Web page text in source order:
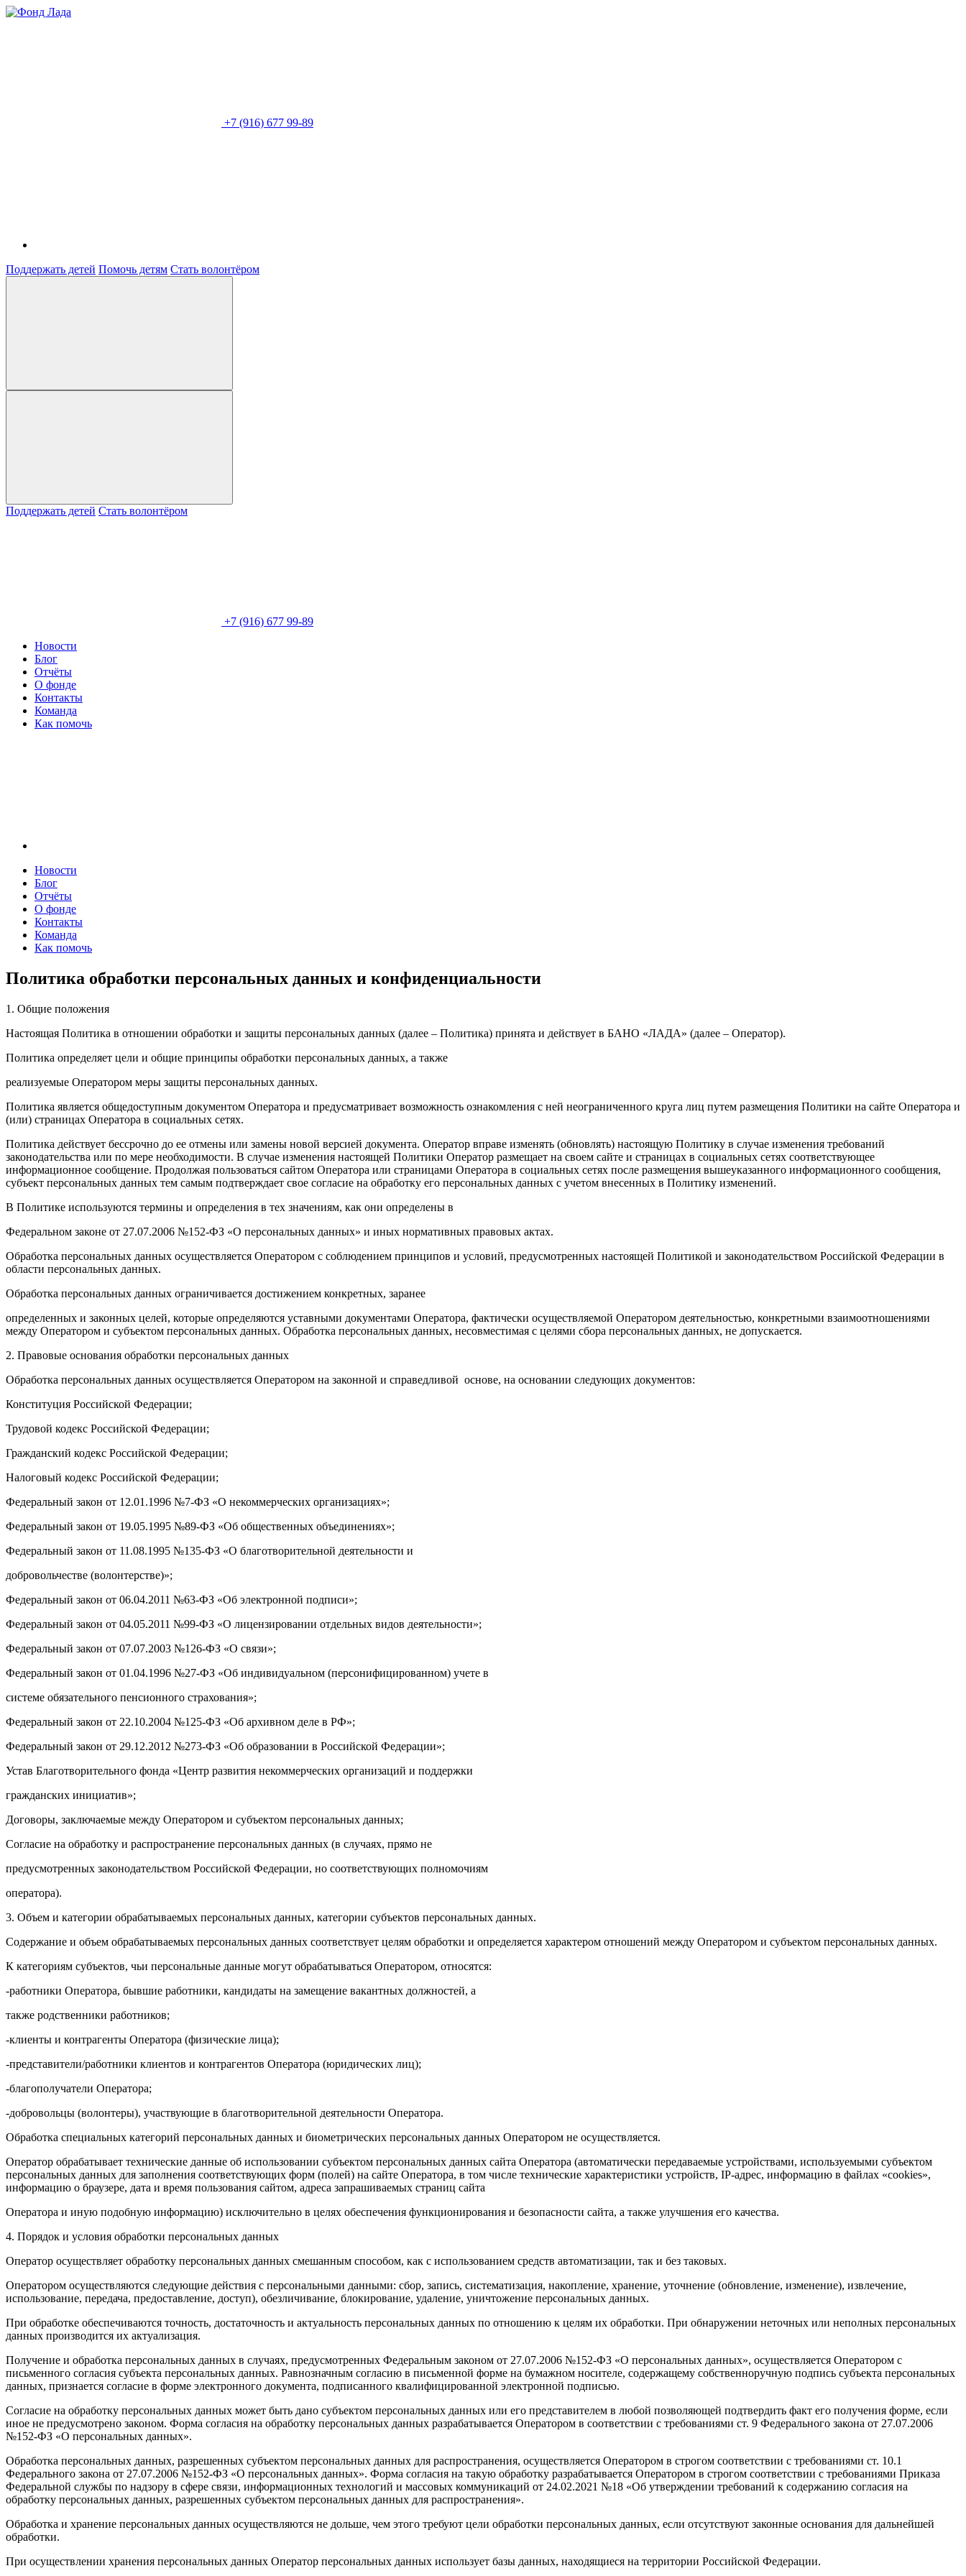
+7 (916) 677 99-89
Поддержать детей Помочь детям Стать волонтёром
Поддержать детей Стать волонтёром
+7 (916) 677 99-89
Новости
Блог
Отчёты
О фонде
Контакты
Команда
Как помочь
Новости
Блог
Отчёты
О фонде
Контакты
Команда
Как помочь
Политика обработки персональных данных и конфиденциальности
1. Общие положения
Настоящая Политика в отношении обработки и защиты персональных данных (далее – Политика) принята и действует в БАНО «ЛАДА» (далее – Оператор).
Политика определяет цели и общие принципы обработки персональных данных, а также
реализуемые Оператором меры защиты персональных данных.
Политика является общедоступным документом Оператора и предусматривает возможность ознакомления с ней неограниченного круга лиц путем размещения Политики на сайте Оператора и
(или) страницах Оператора в социальных сетях.
Политика действует бессрочно до ее отмены или замены новой версией документа. Оператор вправе изменять (обновлять) настоящую Политику в случае изменения требований
законодательства или по мере необходимости. В случае изменения настоящей Политики Оператор размещает на своем сайте и страницах в социальных сетях соответствующее
информационное сообщение. Продолжая пользоваться сайтом Оператора или страницами Оператора в социальных сетях после размещения вышеуказанного информационного сообщения,
субъект персональных данных тем самым подтверждает свое согласие на обработку его персональных данных с учетом внесенных в Политику изменений.
В Политике используются термины и определения в тех значениям, как они определены в
Федеральном законе от 27.07.2006 №152-ФЗ «О персональных данных» и иных нормативных правовых актах.
Обработка персональных данных осуществляется Оператором с соблюдением принципов и условий, предусмотренных настоящей Политикой и законодательством Российской Федерации в
области персональных данных.
Обработка персональных данных ограничивается достижением конкретных, заранее
определенных и законных целей, которые определяются уставными документами Оператора, фактически осуществляемой Оператором деятельностью, конкретными взаимоотношениями
между Оператором и субъектом персональных данных. Обработка персональных данных, несовместимая с целями сбора персональных данных, не допускается.
2. Правовые основания обработки персональных данных
Обработка персональных данных осуществляется Оператором на законной и справедливой основе, на основании следующих документов:
Конституция Российской Федерации;
Трудовой кодекс Российской Федерации;
Гражданский кодекс Российской Федерации;
Налоговый кодекс Российской Федерации;
Федеральный закон от 12.01.1996 №7-ФЗ «О некоммерческих организациях»;
Федеральный закон от 19.05.1995 №89-ФЗ «Об общественных объединениях»;
Федеральный закон от 11.08.1995 №135-ФЗ «О благотворительной деятельности и
добровольчестве (волонтерстве)»;
Федеральный закон от 06.04.2011 №63-ФЗ «Об электронной подписи»;
Федеральный закон от 04.05.2011 №99-ФЗ «О лицензировании отдельных видов деятельности»;
Федеральный закон от 07.07.2003 №126-ФЗ «О связи»;
Федеральный закон от 01.04.1996 №27-ФЗ «Об индивидуальном (персонифицированном) учете в
системе обязательного пенсионного страхования»;
Федеральный закон от 22.10.2004 №125-ФЗ «Об архивном деле в РФ»;
Федеральный закон от 29.12.2012 №273-ФЗ «Об образовании в Российской Федерации»;
Устав Благотворительного фонда «Центр развития некоммерческих организаций и поддержки
гражданских инициатив»;
Договоры, заключаемые между Оператором и субъектом персональных данных;
Согласие на обработку и распространение персональных данных (в случаях, прямо не
предусмотренных законодательством Российской Федерации, но соответствующих полномочиям
оператора).
3. Объем и категории обрабатываемых персональных данных, категории субъектов персональных данных.
Содержание и объем обрабатываемых персональных данных соответствует целям обработки и определяется характером отношений между Оператором и субъектом персональных данных.
К категориям субъектов, чьи персональные данные могут обрабатываться Оператором, относятся:
-работники Оператора, бывшие работники, кандидаты на замещение вакантных должностей, а
также родственники работников;
-клиенты и контрагенты Оператора (физические лица);
-представители/работники клиентов и контрагентов Оператора (юридических лиц);
-благополучатели Оператора;
-добровольцы (волонтеры), участвующие в благотворительной деятельности Оператора.
Обработка специальных категорий персональных данных и биометрических персональных данных Оператором не осуществляется.
Оператор обрабатывает технические данные об использовании субъектом персональных данных сайта Оператора (автоматически передаваемые устройствами, используемыми субъектом
персональных данных для заполнения соответствующих форм (полей) на сайте Оператора, в том числе технические характеристики устройств, IP-адрес, информацию в файлах «cookies»,
информацию о браузере, дата и время пользования сайтом, адреса запрашиваемых страниц сайта
Оператора и иную подобную информацию) исключительно в целях обеспечения функционирования и безопасности сайта, а также улучшения его качества.
4. Порядок и условия обработки персональных данных
Оператор осуществляет обработку персональных данных смешанным способом, как с использованием средств автоматизации, так и без таковых.
Оператором осуществляются следующие действия с персональными данными: сбор, запись, систематизация, накопление, хранение, уточнение (обновление, изменение), извлечение,
использование, передача, предоставление, доступ), обезличивание, блокирование, удаление, уничтожение персональных данных.
При обработке обеспечиваются точность, достаточность и актуальность персональных данных по отношению к целям их обработки. При обнаружении неточных или неполных персональных
данных производится их актуализация.
Получение и обработка персональных данных в случаях, предусмотренных Федеральным законом от 27.07.2006 №152-ФЗ «О персональных данных», осуществляется Оператором с
письменного согласия субъекта персональных данных. Равнозначным согласию в письменной форме на бумажном носителе, содержащему собственноручную подпись субъекта персональных
данных, признается согласие в форме электронного документа, подписанного квалифицированной электронной подписью.
Согласие на обработку персональных данных может быть дано субъектом персональных данных или его представителем в любой позволяющей подтвердить факт его получения форме, если
иное не предусмотрено законом. Форма согласия на обработку персональных данных разрабатывается Оператором в соответствии с требованиями ст. 9 Федерального закона от 27.07.2006
№152-ФЗ «О персональных данных».
Обработка персональных данных, разрешенных субъектом персональных данных для распространения, осуществляется Оператором в строгом соответствии с требованиями ст. 10.1
Федерального закона от 27.07.2006 №152-ФЗ «О персональных данных». Форма согласия на такую обработку разрабатывается Оператором в строгом соответствии с требованиями Приказа
Федеральной службы по надзору в сфере связи, информационных технологий и массовых коммуникаций от 24.02.2021 №18 «Об утверждении требований к содержанию согласия на
обработку персональных данных, разрешенных субъектом персональных данных для распространения».
Обработка и хранение персональных данных осуществляются не дольше, чем этого требуют цели обработки персональных данных, если отсутствуют законные основания для дальнейшей
обработки.
При осуществлении хранения персональных данных Оператор персональных данных использует базы данных, находящиеся на территории Российской Федерации.